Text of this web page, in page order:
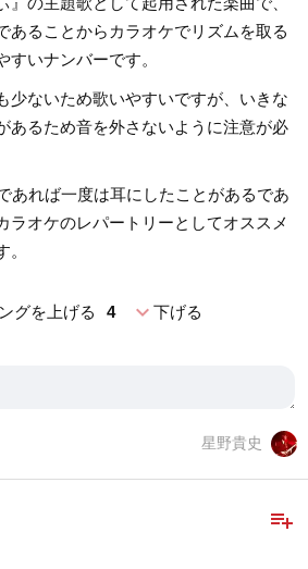
あることからカラオケでリズムを取る
いナンバーです。
少ないため歌いやすいですが、いきな
あるため音を外さないように注意が必
あれば一度は耳にしたことがあるであ
ラオケのレパートリーとしてオススメ
グを上げる 4 expand_more下げる
星野貴史
playlist_add